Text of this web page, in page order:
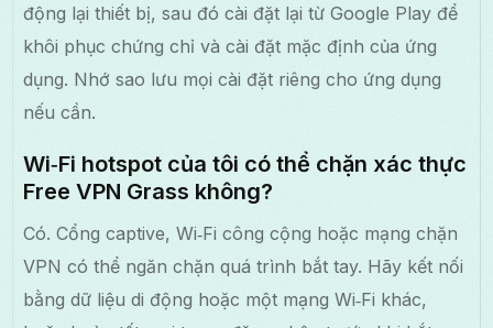
động lại thiết bị, sau đó cài đặt lại từ Google Play để
khôi phục chứng chỉ và cài đặt mặc định của ứng
dụng. Nhớ sao lưu mọi cài đặt riêng cho ứng dụng
nếu cần.
Wi‑Fi hotspot của tôi có thể chặn xác thực
Free VPN Grass không?
Có. Cổng captive, Wi‑Fi công cộng hoặc mạng chặn
VPN có thể ngăn chặn quá trình bắt tay. Hãy kết nối
bằng dữ liệu di động hoặc một mạng Wi‑Fi khác,